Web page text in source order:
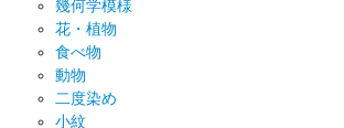
幾何学模様
花・植物
食べ物
動物
二度染め
小紋